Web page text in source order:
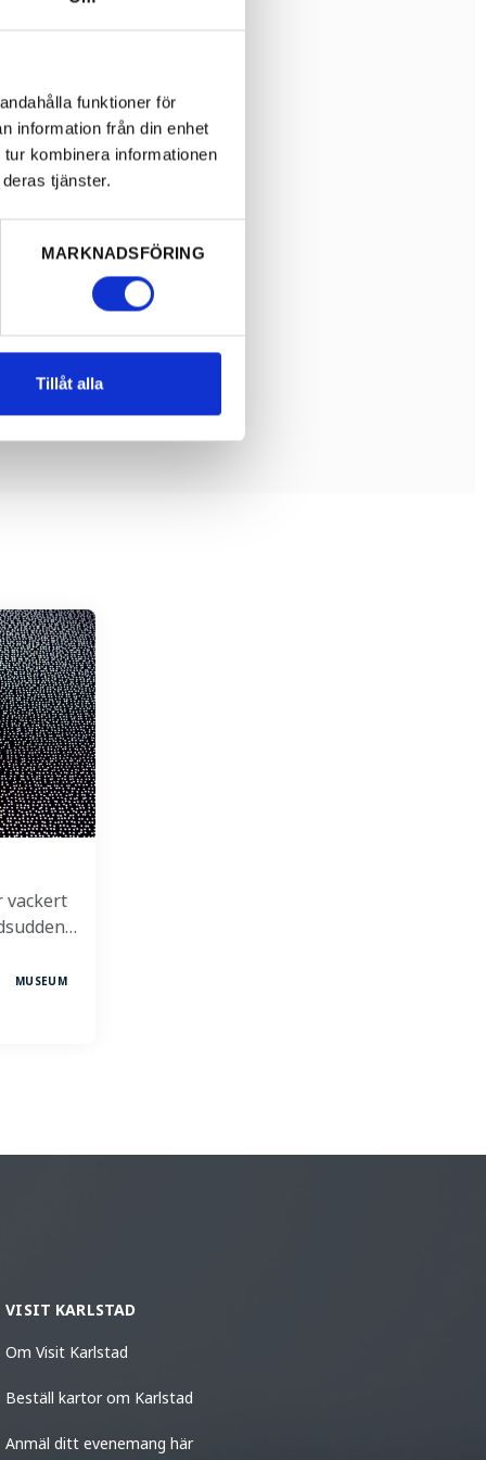
funktioner för
information från din enhet
kombinera informationen
tjänster.
MARKNADSFÖRING
Tillåt alla
vackert
MUSEUM
VISIT KARLSTAD
Om Visit Karlstad
Beställ kartor om Karlstad
Anmäl ditt evenemang här